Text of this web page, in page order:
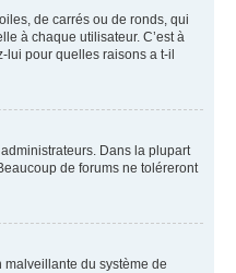
de carrés ou de ronds, qui
à chaque utilisateur. C’est à
lui pour quelles raisons a t-il
Dans la plupart
de forums ne toléreront
malveillante du système de